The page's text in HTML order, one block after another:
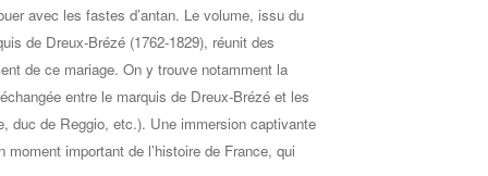
avec les fastes d’antan. Le volume, issu du
de Dreux-Brézé (1762-1829), réunit des
de ce mariage. On y trouve notamment la
entre le marquis de Dreux-Brézé et les
duc de Reggio, etc.). Une immersion captivante
important de l’histoire de France, qui